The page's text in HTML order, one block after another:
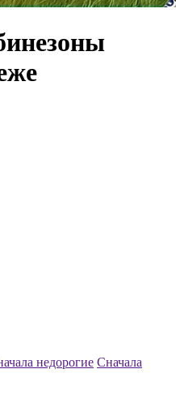
недорогие Сначала